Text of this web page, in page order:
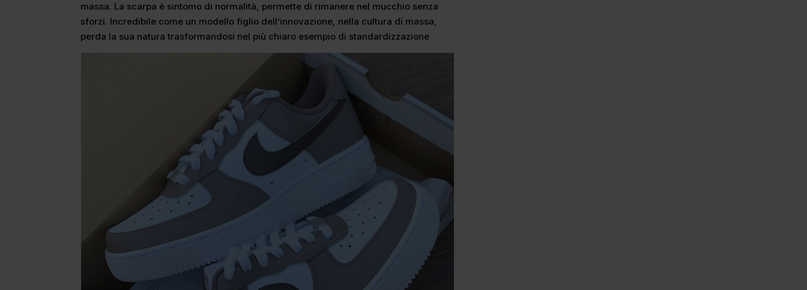
massa. La scarpa è sintomo di normalità, permette di rimanere nel mucchio senza
sforzi. Incredibile come un modello figlio dell’innovazione, nella cultura di massa,
perda la sua natura trasformandosi nel più chiaro esempio di standardizzazione